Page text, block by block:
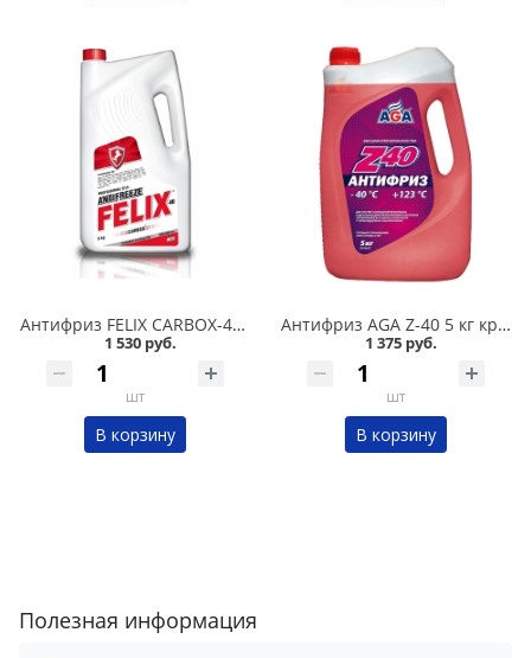
Антифриз FELIX CARBOX-40 5 кг красный в Омске
1 530 руб.
шт
В корзину
Антифриз AGA Z-40 5 кг красный в Омске
1 375 руб.
шт
В корзину
Полезная информация